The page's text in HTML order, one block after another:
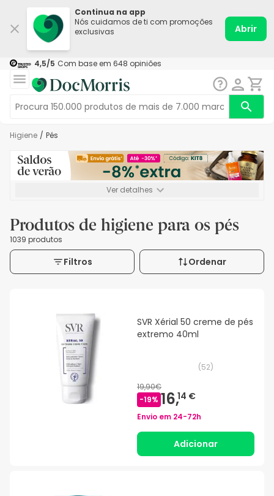
Continua na app
Nós cuidamos de ti com promoções
exclusivas
Abrir
4,5/5 Com base em 648 opiniões
Higiene / Pés
Ver detalhes
Produtos de higiene para os pés
1039 produtos
Filtros Ordenar
SVR Xérial 50 creme de pés
extremo 40ml
(52)
19,90€
-19% 16,14 €
Envio em 24-72h
Adicionar